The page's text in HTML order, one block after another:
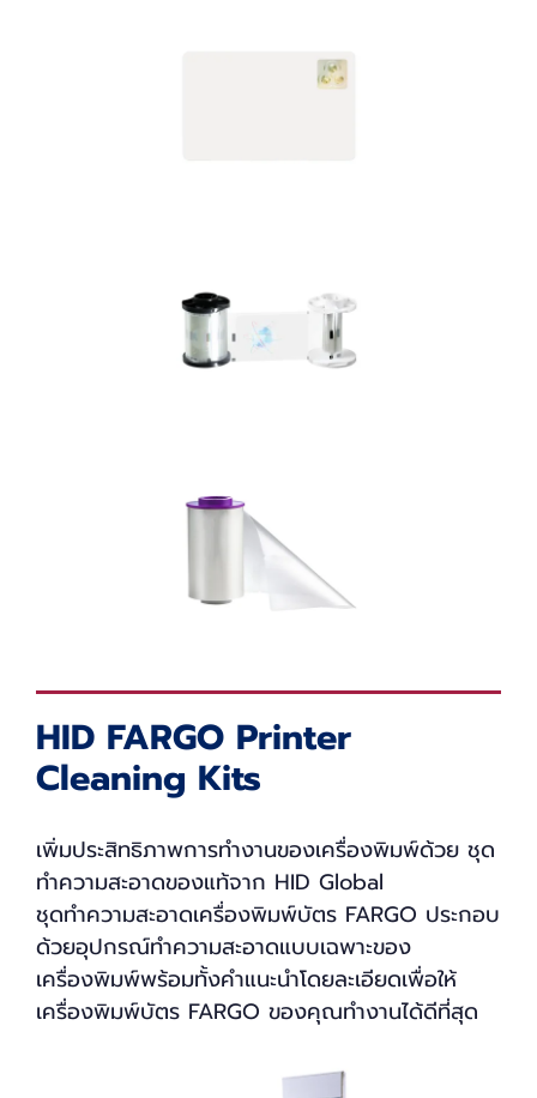
HID FARGO Printer
Cleaning Kits
เพิ่มประสิทธิภาพการทำงานของเครื่องพิมพ์ด้วย ชุด
ทำความสะอาดของแท้จาก HID Global
ชุดทำความสะอาดเครื่องพิมพ์บัตร FARGO ประกอบ
ด้วยอุปกรณ์ทำความสะอาดแบบเฉพาะของ
เครื่องพิมพ์พร้อมทั้งคำแนะนำโดยละเอียดเพื่อให้
เครื่องพิมพ์บัตร FARGO ของคุณทำงานได้ดีที่สุด